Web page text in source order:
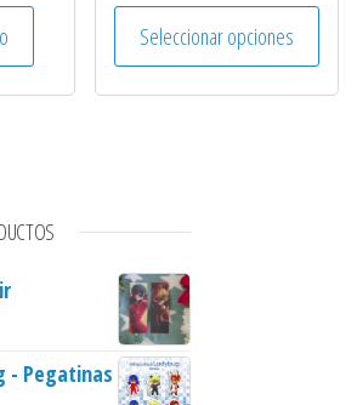
Seleccionar opciones
Este
- Pegatinas